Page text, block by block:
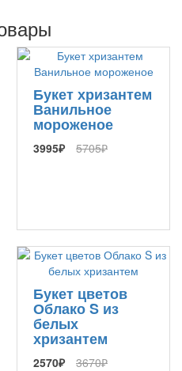
Букет хризантем
Ванильное
мороженое
3995₽ 5705₽
Букет цветов
Облако S из
белых
хризантем
2570₽ 3670₽